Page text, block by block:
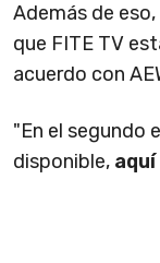
Además de
que FITE TV
acuerdo con
"En el segundo
disponible,